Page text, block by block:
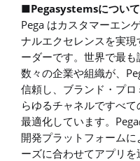
■Pegasystemsについて
Pega はカスタマーエン
ナルエクセレンスを実
ーダーです。世界で最
数々の企業や組織が、
信頼し、ブランド・プ
らゆるチャネルですべ
最適化しています。
開発プラットフォーム
ーズに合わせてアプリ